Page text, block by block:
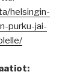
helsingin-
purku-jai-